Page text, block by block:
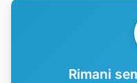
Rimani